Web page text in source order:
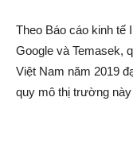
Theo Báo cáo kinh tế
Google và Temasek,
Việt Nam năm 2019
quy mô thị trường